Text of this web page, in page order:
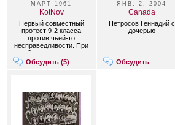
МАРТ 1961
KotNov
Первый совместный
протест 9-2 класса
против чьей-то
несправедливости. При
разбирательтве кто-то
струсил и отрицал своё
участие, но фотография
Обсудить (5)
ЯНВ. 2, 2004
Canada
Петросов Геннадий с
дочерью
Обсудить